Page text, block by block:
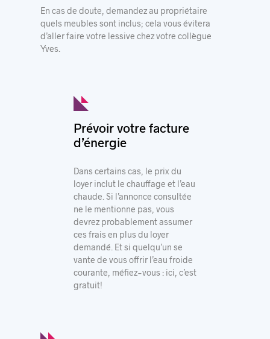
En cas de doute, demandez au propriétaire
quels meubles sont inclus; cela vous évitera
d’aller faire votre lessive chez votre collègue
Yves.
Prévoir votre facture
d’énergie
Dans certains cas, le prix du
loyer inclut le chauffage et l’eau
chaude. Si l’annonce consultée
ne le mentionne pas, vous
devrez probablement assumer
ces frais en plus du loyer
demandé. Et si quelqu’un se
vante de vous offrir l’eau froide
courante, méfiez-vous : ici, c’est
gratuit!